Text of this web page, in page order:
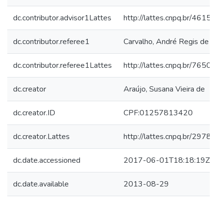
dc.contributor.advisor1Lattes http://lattes.cnpq.br/
dc.contributor.referee1 Carvalho, André Regis de
dc.contributor.referee1Lattes http://lattes.cnpq.br/
dc.creator Araújo, Susana Vieira de
dc.creator.ID CPF:01257813420
dc.creator.Lattes http://lattes.cnpq.br/
dc.date.accessioned 2017-06-01T18:18:19Z
dc.date.available 2013-08-29